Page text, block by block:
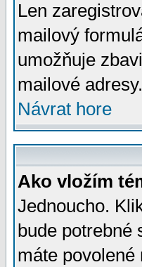
Len
mailový
umožňuje
mailové adresy.
Návrat hore
Ako vložím
Jednoucho.
bude
máte